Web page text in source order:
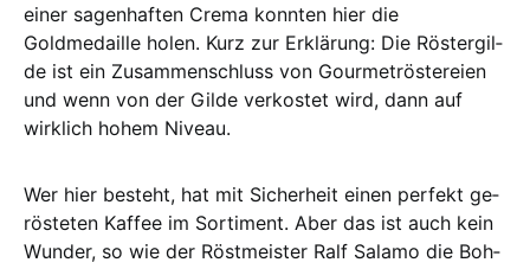
ei­­ner sagenhaften Crema konnten hier die
Goldmedaille holen. Kurz zur Er­­klä­rung: Die Rös­ter­gil­
de ist ein Zu­sam­­men­schluss von Gourmet­rös­te­reien
und wenn von der Gilde verkostet wird, dann auf
wirklich hohem Ni­veau.
Wer hier be­steht, hat mit Si­cher­heit einen perfekt ge­­­
rösteten Kaffee im Sor­ti­ment. Aber das ist auch kein
Wunder, so wie der Rös­t­­­meister Ralf Salamo die Boh­